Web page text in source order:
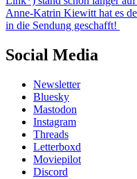
Anne-Katrin Kiewitt hat es
in die Sendung geschafft!
Social Media
Newsletter
Bluesky
Mastodon
Instagram
Threads
Letterboxd
Moviepilot
Discord